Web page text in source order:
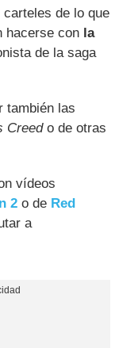
de lo que
hacerse con la
de la saga
también las
Creedo de otras
vídeos
2 o de Red
a